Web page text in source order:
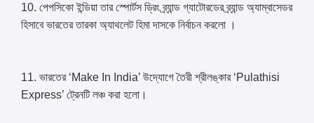
10. পেপসিকো ইন্ডিয়া তার স্পোর্টস ড্রিং ব্র্যান্ড গ্যাটোরডের ব্র্যান্ড অ্যাম্বাসেডর
হিসাবে ভারতের তারকা অ্যাথলেট হিমা দাসকে নির্বাচন করলো ।
11. ভারতের ‘Make In India’ উদ্যোগে তৈরী শ্রীলঙ্কার ‘Pulathisi
Express’ ট্রেনটি লঞ্চ করা হলো।